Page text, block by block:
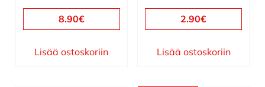
8.90€
Lisää ostoskoriin
2.90€
Lisää ostoskoriin